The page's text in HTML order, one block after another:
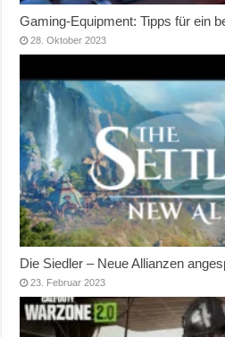
Gaming-Equipment: Tipps für ein
28. Oktober 2023
Die Siedler – Neue Allianzen
23. Februar 2023